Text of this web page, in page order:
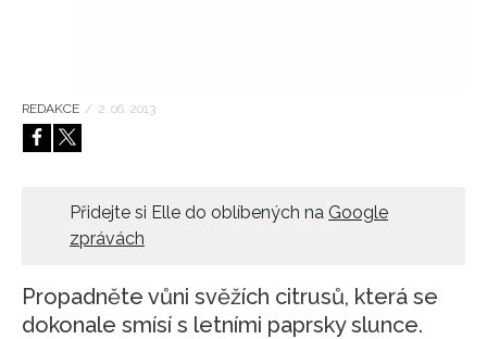
REDAKCE / 2. 06. 2013
Přidejte si Elle do oblíbených na Google
zprávách
Propadněte vůni svěžích citrusů, která se
dokonale smísí s letními paprsky slunce.